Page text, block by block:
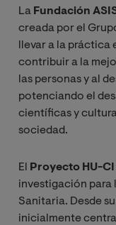
La Fundación
creada por el
llevar a la
contribuir a la
las personas y al
potenciando el
científicas y
sociedad.
El Proyecto HU-CI
investigación para
Sanitaria. Desde
inicialmente